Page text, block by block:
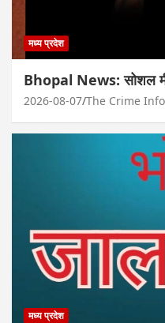
मध्य प्रदेश
Bhopal News: सोशल
2026-08-07 The Crime
मध्य प्रदेश